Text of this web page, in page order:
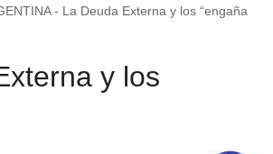
- La Deuda Externa y los “engaña
y los